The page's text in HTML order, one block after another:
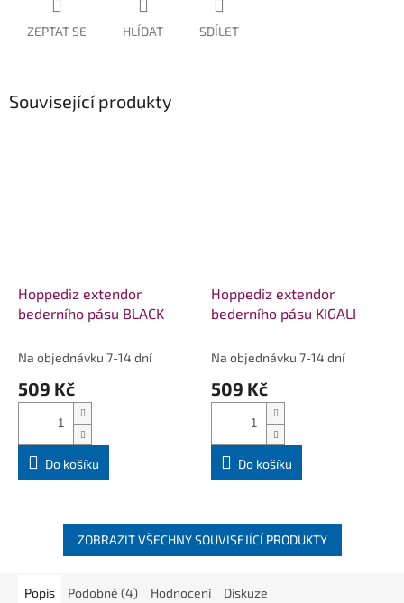
ZEPTAT SE HLÍDAT SDÍLET
Související produkty
Hoppediz extendor
bederního pásu BLACK
Na objednávku 7-14 dní
509 Kč
Do košíku
Hoppediz extendor
bederního pásu KIGALI
Na objednávku 7-14 dní
509 Kč
Do košíku
ZOBRAZIT VŠECHNY SOUVISEJÍCÍ PRODUKTY
Popis Podobné (4) Hodnocení Diskuze